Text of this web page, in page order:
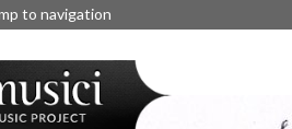
to navigation